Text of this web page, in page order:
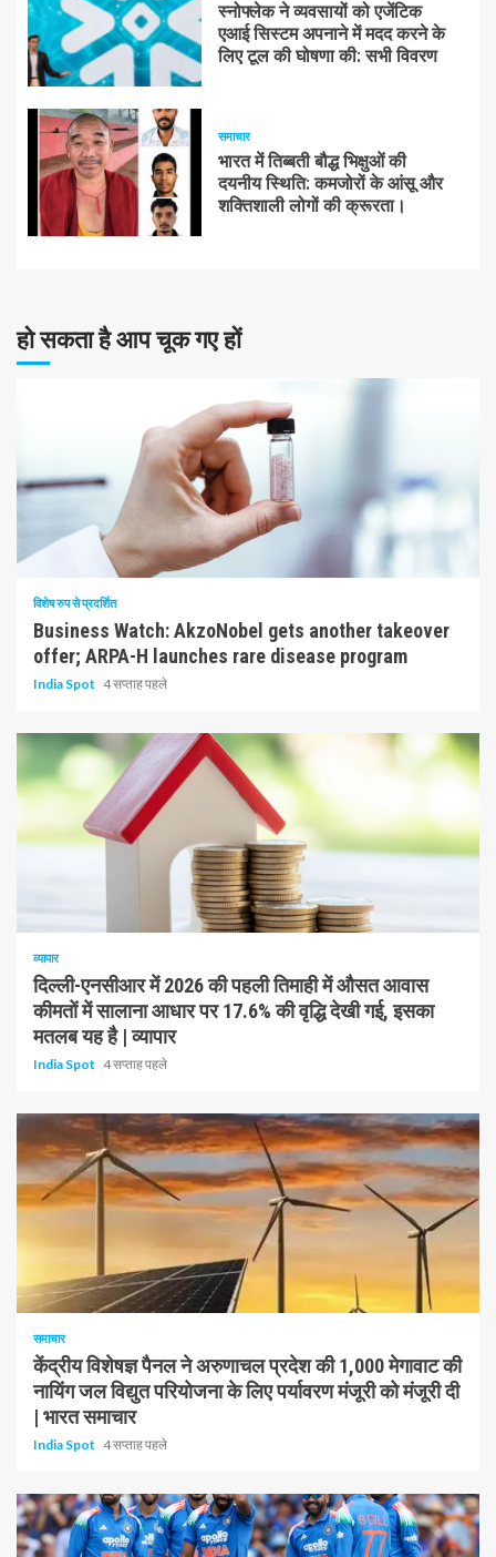
स्नोफ्लेक ने व्यवसायों को एजेंटिक
एआई सिस्टम अपनाने में मदद करने के
लिए टूल की घोषणा की: सभी विवरण
समाचार
भारत में तिब्बती बौद्ध भिक्षुओं की
दयनीय स्थिति: कमजोरों के आंसू और
शक्तिशाली लोगों की क्रूरता।
हो सकता है आप चूक गए हों
10 न्यूनतम पढ़ा
विशेष रुप से प्रदर्शित
Business Watch: AkzoNobel gets another takeover
offer; ARPA-H launches rare disease program
India Spot 4 सप्ताह पहले
व्यापार
दिल्ली-एनसीआर में 2026 की पहली तिमाही में औसत आवास
कीमतों में सालाना आधार पर 17.6% की वृद्धि देखी गई, इसका
मतलब यह है | व्यापार
India Spot 4 सप्ताह पहले
1 न्यूनतम पढ़ा
समाचार
केंद्रीय विशेषज्ञ पैनल ने अरुणाचल प्रदेश की 1,000 मेगावाट की
नायिंग जल विद्युत परियोजना के लिए पर्यावरण मंजूरी को मंजूरी दी
| भारत समाचार
India Spot 4 सप्ताह पहले